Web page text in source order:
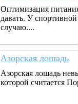
Оптимизация
давать. У
случаю....
Азорская лошадь
Азорская лошадь
которой считается